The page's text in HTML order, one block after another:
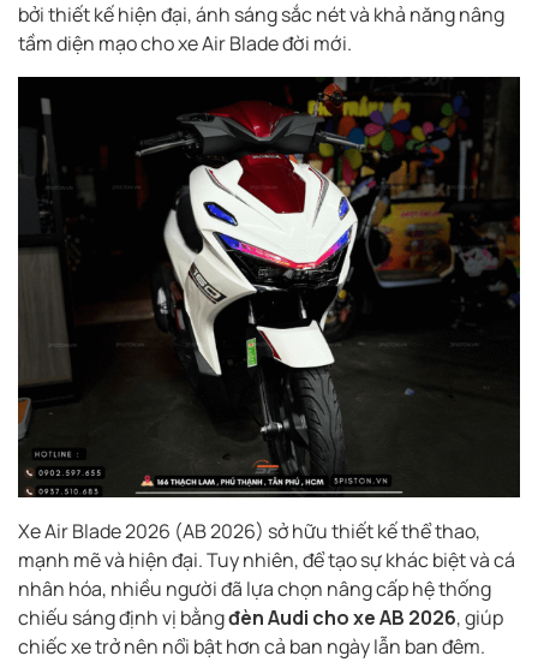
bởi thiết kế hiện đại, ánh sáng sắc nét và khả năng nâng
tầm diện mạo cho xe Air Blade đời mới.
Xe Air Blade 2026 (AB 2026) sở hữu thiết kế thể thao,
mạnh mẽ và hiện đại. Tuy nhiên, để tạo sự khác biệt và cá
nhân hóa, nhiều người đã lựa chọn nâng cấp hệ thống
chiếu sáng định vị bằngđèn Audi cho xe AB 2026, giúp
chiếc xe trở nên nổi bật hơn cả ban ngày lẫn ban đêm.